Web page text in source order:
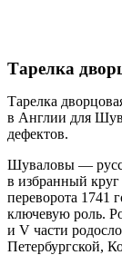
Тарелка
Тарелка
в Англии для
дефектов.
Шуваловы —
в избранный
переворота 1741
ключевую роль.
и V части
Петербургской,